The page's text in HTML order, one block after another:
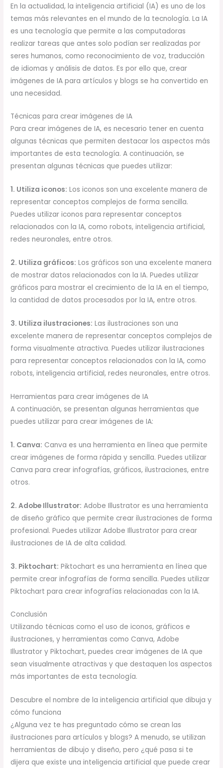
En la actualidad, la inteligencia artificial (IA) es uno de los
temas más relevantes en el mundo de la tecnología. La IA
es una tecnología que permite a las computadoras
realizar tareas que antes solo podían ser realizadas por
seres humanos, como reconocimiento de voz, traducción
de idiomas y análisis de datos. Es por ello que, crear
imágenes de IA para artículos y blogs se ha convertido en
una necesidad.
Técnicas para crear imágenes de IA
Para crear imágenes de IA, es necesario tener en cuenta
algunas técnicas que permiten destacar los aspectos más
importantes de esta tecnología. A continuación, se
presentan algunas técnicas que puedes utilizar:
1. Utiliza iconos: Los iconos son una excelente manera de
representar conceptos complejos de forma sencilla.
Puedes utilizar iconos para representar conceptos
relacionados con la IA, como robots, inteligencia artificial,
redes neuronales, entre otros.
2. Utiliza gráficos: Los gráficos son una excelente manera
de mostrar datos relacionados con la IA. Puedes utilizar
gráficos para mostrar el crecimiento de la IA en el tiempo,
la cantidad de datos procesados por la IA, entre otros.
3. Utiliza ilustraciones: Las ilustraciones son una
excelente manera de representar conceptos complejos de
forma visualmente atractiva. Puedes utilizar ilustraciones
para representar conceptos relacionados con la IA, como
robots, inteligencia artificial, redes neuronales, entre otros.
Herramientas para crear imágenes de IA
A continuación, se presentan algunas herramientas que
puedes utilizar para crear imágenes de IA:
1. Canva: Canva es una herramienta en línea que permite
crear imágenes de forma rápida y sencilla. Puedes utilizar
Canva para crear infografías, gráficos, ilustraciones, entre
otros.
2. Adobe Illustrator: Adobe Illustrator es una herramienta
de diseño gráfico que permite crear ilustraciones de forma
profesional. Puedes utilizar Adobe Illustrator para crear
ilustraciones de IA de alta calidad.
3. Piktochart: Piktochart es una herramienta en línea que
permite crear infografías de forma sencilla. Puedes utilizar
Piktochart para crear infografías relacionadas con la IA.
Conclusión
Utilizando técnicas como el uso de iconos, gráficos e
ilustraciones, y herramientas como Canva, Adobe
Illustrator y Piktochart, puedes crear imágenes de IA que
sean visualmente atractivas y que destaquen los aspectos
más importantes de esta tecnología.
Descubre el nombre de la inteligencia artificial que dibuja y
cómo funciona
¿Alguna vez te has preguntado cómo se crean las
ilustraciones para artículos y blogs? A menudo, se utilizan
herramientas de dibujo y diseño, pero ¿qué pasa si te
dijera que existe una inteligencia artificial que puede crear